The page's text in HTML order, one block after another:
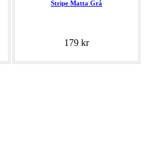
Stripe Matta Grå
179 kr